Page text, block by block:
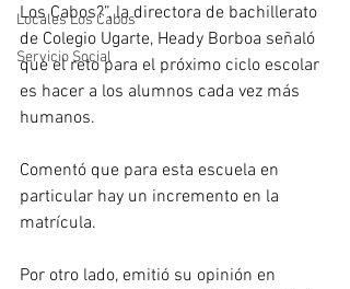
Locales Los Cabos
Servicio Social
Los Cabos?”, la directora de bachillerato
de Colegio Ugarte, Heady Borboa señaló
que el reto para el próximo ciclo escolar
es hacer a los alumnos cada vez más
humanos.
Comentó que para esta escuela en
particular hay un incremento en la
matrícula.
Por otro lado, emitió su opinión en